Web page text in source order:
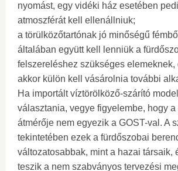
nyomást, egy vidéki ház esetében
atmoszférát kell ellenállniuk;
a törülközőtartónak jó minőségű
általában együtt kell lenniük a
felszereléshez szükséges elemeknek,
akkor külön kell vásárolnia további
Ha importált víztörölköző-szárító
választania, vegye figyelembe, hogy a
átmérője nem egyezik a GOST-val. A
tekintetében ezek a fürdőszobai
változatosabbak, mint a hazai társaik,
teszik a nem szabványos tervezési